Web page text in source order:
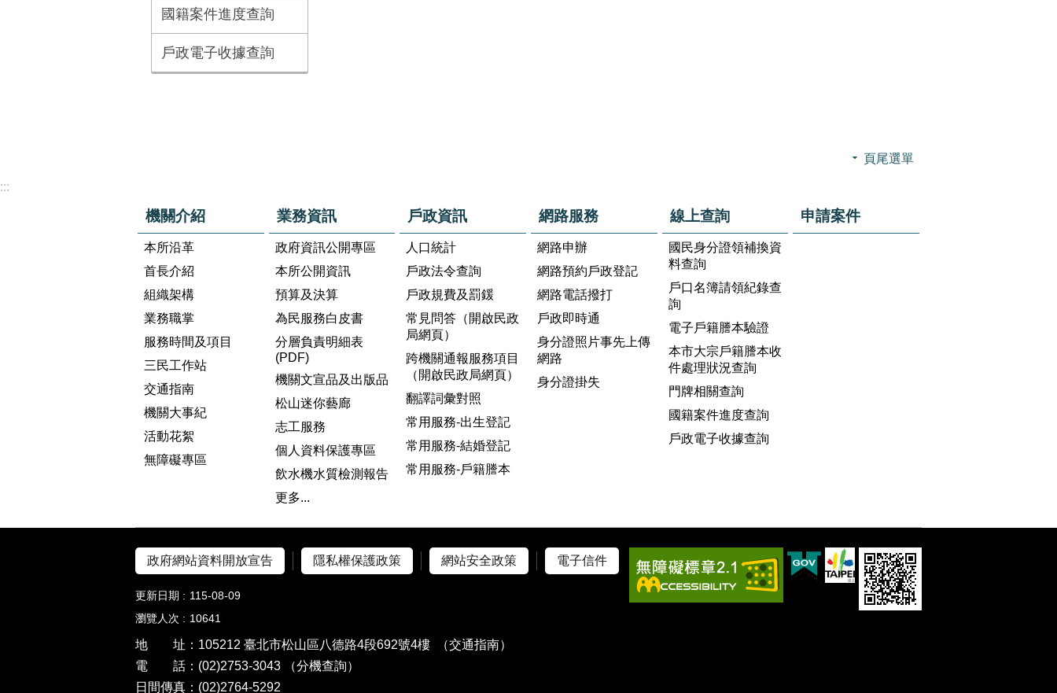
國籍案件進度查詢
戶政電子收據查詢
頁尾選單
:::
機關介紹
本所沿革
首長介紹
組織架構
業務職掌
服務時間及項目
三民工作站
交通指南
機關大事紀
活動花絮
無障礙專區
業務資訊
政府資訊公開專區
本所公開資訊
預算及決算
為民服務白皮書
分層負責明細表
(PDF)
機關文宣品及出版品
松山迷你藝廊
志工服務
個人資料保護專區
飲水機水質檢測報告
更多...
戶政資訊
人口統計
戶政法令查詢
戶政規費及罰鍰
常見問答（開啟民政
局網頁）
跨機關通報服務項目
（開啟民政局網頁）
翻譯詞彙對照
常用服務-出生登記
常用服務-結婚登記
常用服務-戶籍謄本
網路服務
網路申辦
網路預約戶政登記
網路電話撥打
戶政即時通
身分證照片事先上傳
網路
身分證掛失
線上查詢
國民身分證領補換資
料查詢
戶口名簿請領紀錄查
詢
電子戶籍謄本驗證
本市大宗戶籍謄本收
件處理狀況查詢
門牌相關查詢
國籍案件進度查詢
戶政電子收據查詢
申請案件
政府網站資料開放宣告 隱私權保護政策 網站安全政策 電子信件
更新日期
115-08-09
瀏覽人次
10641
地 址：105212 臺北市松山區八德路4段692號4樓
（交通指南）
電 話：(02)2753-3043
（分機查詢）
日間傳真：(02)2764-5292